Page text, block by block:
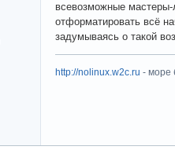
всевозможные мастеры-
отформатировать всё
задумываясь о такой
http://nolinux.w2c.ru - море